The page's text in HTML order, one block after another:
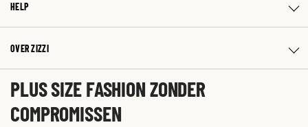
HELP
OVER ZIZZI
PLUS SIZE FASHION ZONDER
COMPROMISSEN